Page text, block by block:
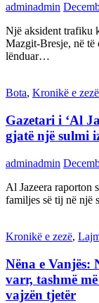
adminadmin
Një aksident trafiku
Mazgit-Bresje, në të
lënduar…
Bota, Kronikë e zezë
Gazetari i ‘Al
gjatë një sulmi
adminadmin
Al Jazeera raporton
familjes së tij në
Kronikë e zezë,
Nëna e Vanjës:
varr, tashmë
vajzën tjetër